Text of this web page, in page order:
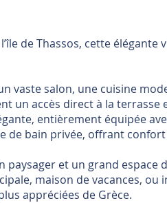
de Thassos, cette
vaste salon, une cuisine
un accès direct à la terrasse
entièrement équipée
bain privée, offrant
paysager et un grand
maison de vacances,
appréciées de Grèce.